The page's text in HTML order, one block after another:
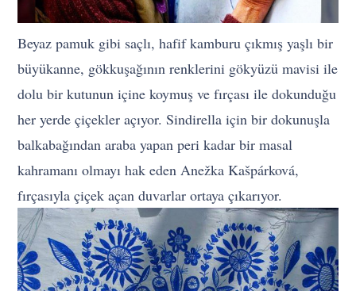
Beyaz pamuk gibi saçlı, hafif kamburu çıkmış yaşlı bir
büyükanne, gökkuşağının renklerini gökyüzü mavisi ile
dolu bir kutunun içine koymuş ve fırçası ile dokunduğu
her yerde çiçekler açıyor. Sindirella için bir dokunuşla
balkabağından araba yapan peri kadar bir masal
kahramanı olmayı hak eden Anežka Kašpárková,
fırçasıyla çiçek açan duvarlar ortaya çıkarıyor.